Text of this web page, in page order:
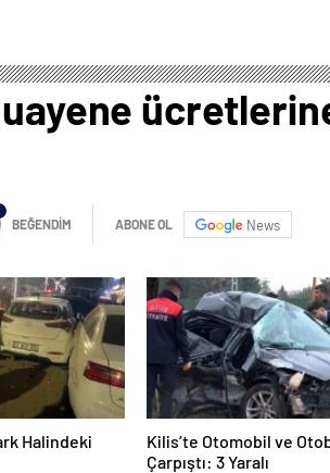
BEĞENDİM ABONE OL News
Halindeki
Kilis’te Otomobil ve
Çarpıştı: 3 Yaralı